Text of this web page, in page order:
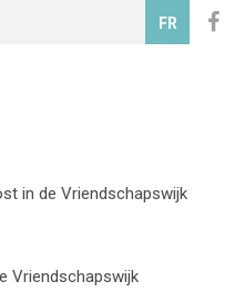
FR
in de Vriendschapswijk
Vriendschapswijk